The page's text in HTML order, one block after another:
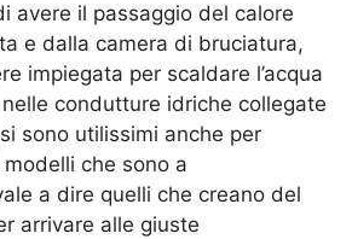
avere il passaggio del calore
e dalla camera di bruciatura,
impiegata per scaldare l’acqua
condutture idriche collegate
sono utilissimi anche per
che sono a
a dire quelli che creano del
arrivare alle giuste